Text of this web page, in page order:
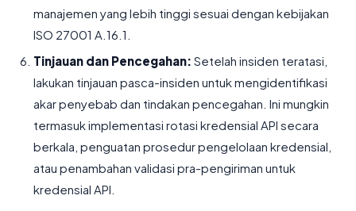
manajemen yang lebih tinggi sesuai dengan kebijakan
ISO 27001 A.16.1.
Tinjauan dan Pencegahan: Setelah insiden teratasi,
lakukan tinjauan pasca-insiden untuk mengidentifikasi
akar penyebab dan tindakan pencegahan. Ini mungkin
termasuk implementasi rotasi kredensial API secara
berkala, penguatan prosedur pengelolaan kredensial,
atau penambahan validasi pra-pengiriman untuk
kredensial API.